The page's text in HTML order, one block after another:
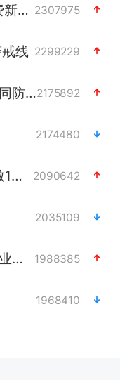
“电影+”如何激发千亿级消费新活力？ 2307975
线 2299229
沙特土耳其巴基斯坦签署共同防务协议2175892
2174480
四川宜宾市高县4.9级地震致1人死亡 2090642
2035109
全球首个长时储能一体化产业园量产 1988385
1968410